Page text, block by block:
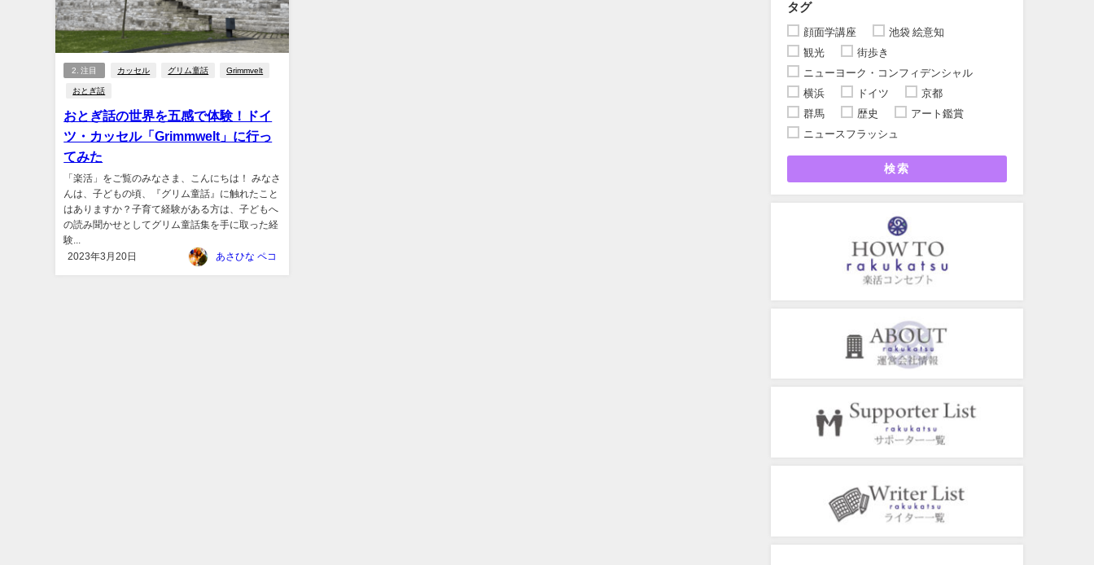
2. 注目 カッセル グリム童話 Grimmvelt
おとぎ話
おとぎ話の世界を五感で体験！ドイ
ツ・カッセル「Grimmwelt」に行っ
てみた
「楽活」をご覧のみなさま、こんにちは！ みなさ
んは、子どもの頃、『グリム童話』に触れたこと
はありますか？子育て経験がある方は、子どもへ
の読み聞かせとしてグリム童話集を手に取った経
験...
2023年3月20日
あさひな ペコ
タグ
顔面学講座
池袋 絵意知
観光
街歩き
ニューヨーク・コンフィデンシャル
横浜
ドイツ
京都
群馬
歴史
アート鑑賞
ニュースフラッシュ
検索